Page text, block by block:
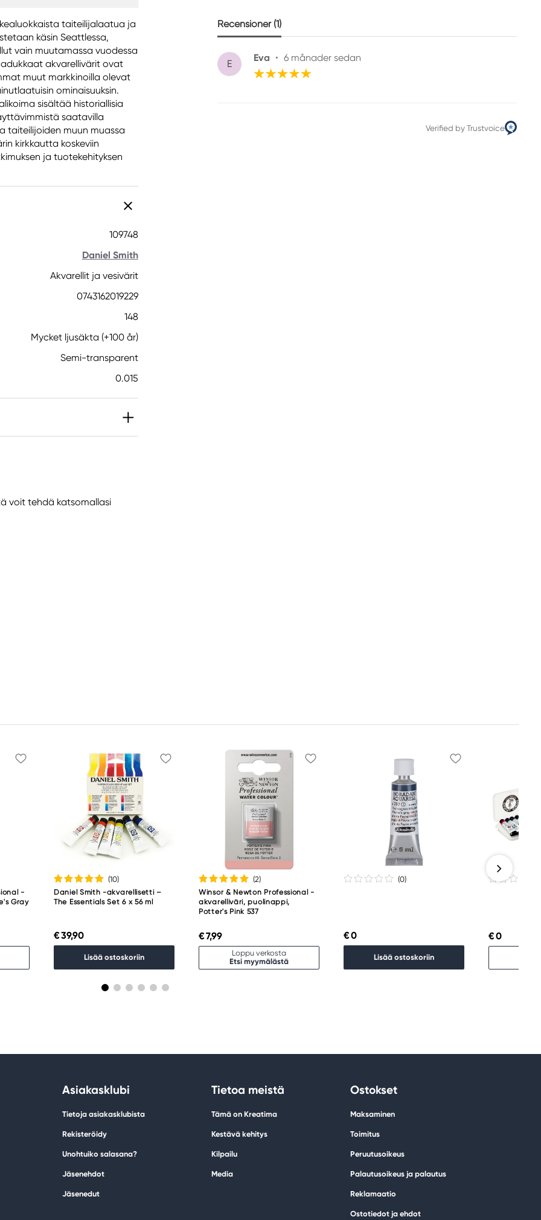
taiteilijalaatua ja
käsin Seattlessa,
vain muutamassa vuodessa
akvarellivärit ovat
muut markkinoilla olevat
ominaisuuksin.
sisältää historiallisia
saatavilla
taiteilijoiden muun muassa
kirkkautta koskeviin
ja tuotekehityksen
109748
Daniel Smith
Akvarellit ja vesivärit
0743162019229
148
Mycket ljusäkta (+100 år)
Semi-transparent
0.015
S Seattle, WA
Recensioner (1)
E
Eva • 6 månader sedan
Verified by Trustvoice
voit tehdä katsomallasi
-
Gray
(10)
Daniel Smith -akvarellisetti –
The Essentials Set 6 x 56 ml
€ 39,90
Lisää ostoskoriin
(2)
Winsor & Newton Professional -
akvarelliväri, puolinappi,
Potter's Pink 537
€ 7,99
Loppu verkosta
Etsi myymälästä
(0)
€ 0
Lisää ostoskoriin
€ 0
Asiakasklubi
Tietoja asiakasklubista
Rekisteröidy
Unohtuiko salasana?
Jäsenehdot
Jäsenedut
Tietoa meistä
Tämä on Kreatima
Kestävä kehitys
Kilpailu
Media
Ostokset
Maksaminen
Toimitus
Peruutusoikeus
Palautusoikeus ja palautus
Reklamaatio
Ostotiedot ja ehdot